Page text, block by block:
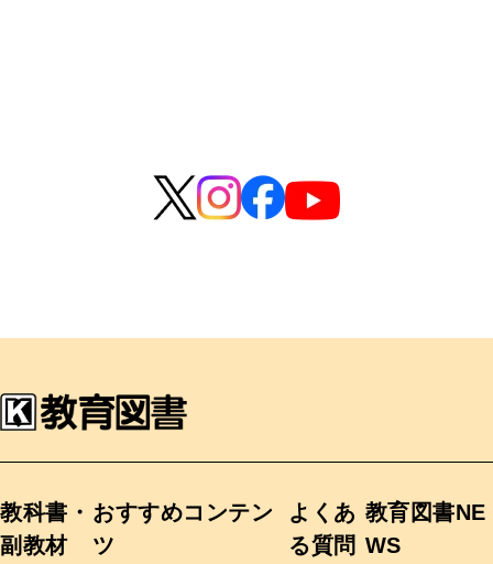
教科書・
副教材
おすすめコンテン
ツ
よくあ
る質問
教育図書NE
WS